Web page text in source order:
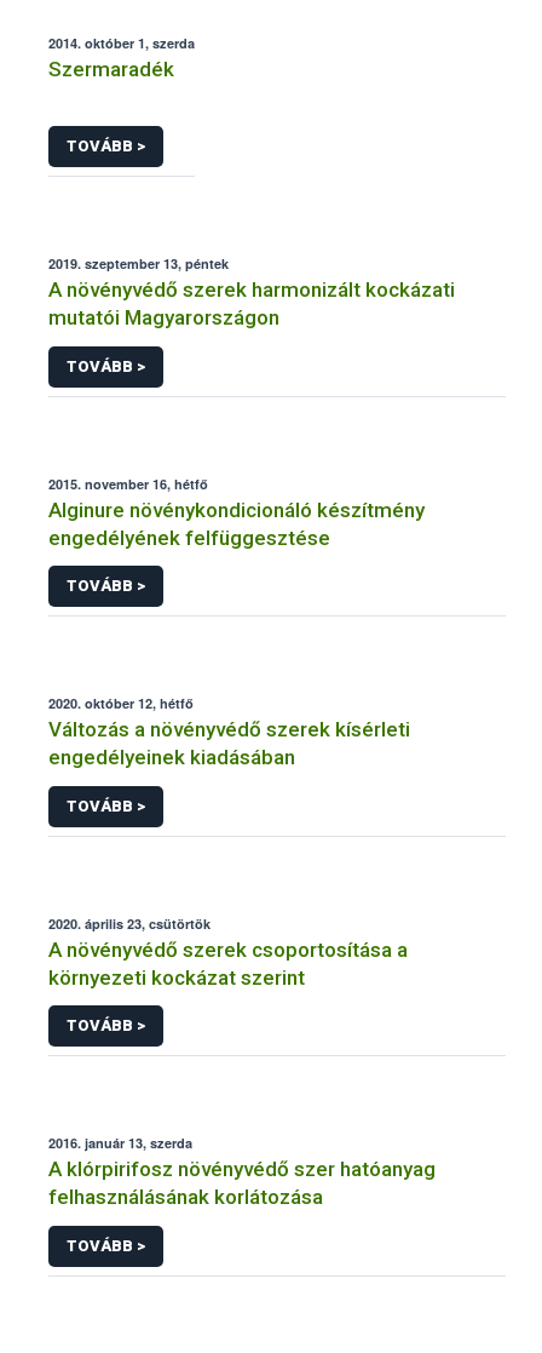
2014. október 1, szerda
Szermaradék
TOVÁBB >
2019. szeptember 13, péntek
A növényvédő szerek harmonizált kockázati
mutatói Magyarországon
TOVÁBB >
2015. november 16, hétfő
Alginure növénykondicionáló készítmény
engedélyének felfüggesztése
TOVÁBB >
2020. október 12, hétfő
Változás a növényvédő szerek kísérleti
engedélyeinek kiadásában
TOVÁBB >
2020. április 23, csütörtök
A növényvédő szerek csoportosítása a
környezeti kockázat szerint
TOVÁBB >
2016. január 13, szerda
A klórpirifosz növényvédő szer hatóanyag
felhasználásának korlátozása
TOVÁBB >